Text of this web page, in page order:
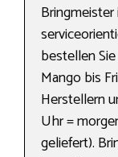
bestellen
Mango bis
Herstellern
Uhr =
geliefert).